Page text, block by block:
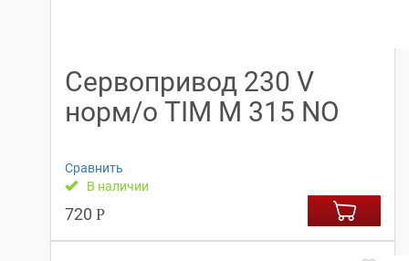
Сервопривод 230 V
норм/о TIM M 315 NO
Сравнить
В наличии
720 Р